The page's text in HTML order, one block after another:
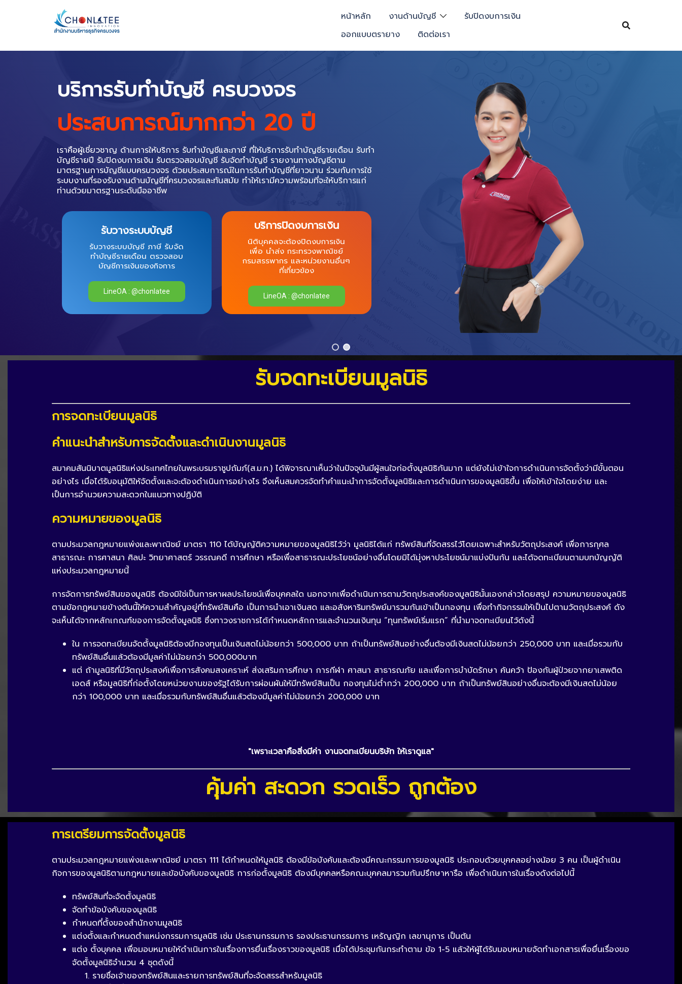
หน้าหลัก งานด้านบัญชี
รับปิดงบการเงิน
ออกแบบตรายาง
ติดต่อเรา
บริษัท บริหารธุรกิจ ครบวงจร
ให้คำปรึกษาจดทะเบียนบริษัท ช่วยเหลือและให้คำแนะนำเกี่ยวกับ
กระบวนการจดทะเบียนบริษัท จดทะเบียนบริษัท ห้างหุ้นส่วนจำกัด
ด้วยความชำนาญ และประสบการณ์ ในงานด้าน ให้คำปรึกษาและแนะนำการจดทะเบียนบริษัท
กว่า 10 ปี มีลูกค้าไว้ใจปรึกษาเรื่องการจดทะเบียนบริษัท กว่า 1,000 ราย/ปี ลูกค้าที่ได้รับคำ
ปรึกษาจดทะเบียนบริษัทกับเรา จะได้รับคำแนะนำที่เป็นประโยชน์สูงสุด และเราจะพยายามรักษา
สิทธิ์ต่างๆ ที่ลูกค้าพึงได้รับ
ราคาพิเศษ
9,500 บาท ***
(ราคารวม VAT7%) ไม่มีจ่าย
เพิ่ม
LineOA : @chonlatee
รับทำบัญชีรายเดือน
บริการจัดทำแบบภาษีและนำส่ง
สรรพากร และประกันสังคมราย
เดือน พร้อมบริการยื่นชำระภาษี
LineOA : @chonlatee
รับจดทะเบียนมูลนิธิ
การจดทะเบียนมูลนิธิ
คำแนะนำสำหรับการจัดตั้งและดำเนินงานมูลนิธิ
สมาคมสันนิบาตมูลนิธิแห่งประเทศไทยในพระบรมราชูปถัมภ์(ส.ม.ท.) ได้พิจารณาเห็นว่าในปัจจุบันมีผู้สนใจก่อตั้งมูลนิธิกันมาก แต่ยังไม่เข้าใจการดำเนินการจัดตั้งว่ามีขั้นตอน
อย่างไร เมื่อได้รับอนุมัติให้จัดตั้งและจะต้องดำเนินการอย่างไร จึงเห็นสมควรจัดทำคำแนะนำการจัดตั้งมูลนิธิและการดำเนินการของมูลนิธิขึ้น เพื่อให้เข้าใจโดยง่าย และ
เป็นการอำนวยความสะดวกในแนวทางปฏิบัติ
ความหมายของมูลนิธิ
ตามประมวลกฎหมายแพ่งและพาณิชย์ มาตรา 110 ได้บัญญัติความหมายของมูลนิธิไว้ว่า มูลนิธิได้แก่ ทรัพย์สินที่จัดสรรไว้โดยเฉพาะสำหรับวัตถุประสงค์ เพื่อการกุศล
สาธารณะ การศาสนา ศิลปะ วิทยาศาสตร์ วรรณคดี การศึกษา หรือเพื่อสาธารณะประโยชน์อย่างอื่นโดยมิได้มุ่งหาประโยชน์มาแบ่งปันกัน และได้จดทะเบียนตามบทบัญญัติ
แห่งประมวลกฎหมายนี้
การจัดการทรัพย์สินของมูลนิธิ ต้องมิใช่เป็นการหาผลประโยชน์เพื่อบุคคลใด นอกจากเพื่อดำเนินการตามวัตถุประสงค์ของมูลนิธินั้นเองกล่าวโดยสรุป ความหมายของมูลนิธิ
ตามข้อกฎหมายข้างต้นนี้ให้ความสำคัญอยู่ที่ทรัพย์สินคือ เป็นการนำเอาเงินสด และอสังหาริมทรัพย์มารวมกันเข้าเป็นกองทุน เพื่อทำกิจกรรมให้เป็นไปตามวัตถุประสงค์ ดัง
จะเห็นได้จากหลักเกณฑ์ของการจัดตั้งมูลนิธิ ซึ่งทาวงราชการได้กำหนดหลักการและจำนวนเงินทุน “ทุนทรัพย์เริ่มแรก” ที่นำมาจดทะเบียนไว้ดังนี้
ใน การจดทะเบียนจัดตั้งมูลนิธิต้องมีกองทุนเป็นเงินสดไม่น้อยกว่า 500,000 บาท ถ้าเป็นทรัพย์สินอย่างอื่นต้องมีเงินสดไม่น้อยกว่า 250,000 บาท และเมื่อรวมกับ
ทรัพย์สินอื่นแล้วต้องมีมูลค่าไม่น้อยกว่า 500,000บาท
แต่ ถ้ามูลนิธิที่มีวัตถุประสงค์เพื่อการสังคมสงเคราะห์ ส่งเสริมการศึกษา การกีฬา ศาสนา สาธารณภัย และเพื่อการบำบัดรักษา ค้นคว้า ป้องกันผู้ป่วยจากยาเสพติด
เอดส์ หรือมูลนิธิที่ก่อตั้งโดยหน่วยงานของรัฐได้รับการผ่อนผันให้มีทรัพย์สินเป็น กองทุนไม่ต่ำกว่า 200,000 บาท ถ้าเป็นทรัพย์สินอย่างอื่นจะต้องมีเงินสดไม่น้อย
กว่า 100,000 บาท และเมื่อรวมกับทรัพย์สินอื่นแล้วต้องมีมูลค่าไม่น้อยกว่า 200,000 บาท
"เพราะเวลาคือสิ่งมีค่า งานจดทะเบียนบริษัท ให้เราดูแล"
คุ้มค่า สะดวก รวดเร็ว ถูกต้อง
การเตรียมการจัดตั้งมูลนิธิ
ตามประมวลกฎหมายแพ่งและพาณิชย์ มาตรา 111 ได้กำหนดให้มูลนิธิ ต้องมีข้อบังคับและต้องมีคณะกรรมการของมูลนิธิ ประกอบด้วยบุคคลอย่างน้อย 3 คน เป็นผู้ดำเนิน
กิจการของมูลนิธิตามกฎหมายและข้อบังคับของมูลนิธิ การก่อตั้งมูลนิธิ ต้องมีบุคคลหรือคณะบุคคลมารวมกันปรึกษาหารือ เพื่อดำเนินการในเรื่องดังต่อไปนี้
ทรัพย์สินที่จะจัดตั้งมูลนิธิ
จัดทำข้อบังคับของมูลนิธิ
กำหนดที่ตั้งของสำนักงานมูลนิธิ
แต่งตั้งและกำหนดตำแหน่งกรรมการมูลนิธิ เช่น ประธานกรรมการ รองประธานกรรมการ เหรัญญิก เลขานุการ เป็นต้น
แต่ง ตั้งบุคคล เพื่อมอบหมายให้ดำเนินการในเรื่องการยื่นเรื่องราวของมูลนิธิ เมื่อได้ประชุมกันกระทำตาม ข้อ 1-5 แล้วให้ผู้ได้รับมอบหมายจัดทำเอกสารเพื่อยื่นเรื่องขอ
จัดตั้งมูลนิธิจำนวน 4 ชุดดังนี้
รายชื่อเจ้าของทรัพย์สินและรายการทรัพย์สินที่จะจัดสรรสำหรับมูลนิธิ